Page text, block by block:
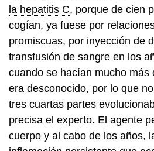
la hepatitis C, porque de cien
cogían, ya fuese por
promiscuas, por inyección de
transfusión de sangre en los
cuando se hacían mucho más
era desconocido, por lo que
tres cuartas partes
precisa el experto. El agente
cuerpo y al cabo de los años,